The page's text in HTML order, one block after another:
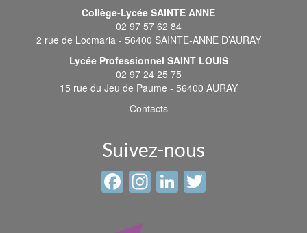
Collège-Lycée SAINTE ANNE
02 97 57 62 84
2 rue de Locmaria - 56400 SAINTE-ANNE D’AURAY
Lycée Professionnel SAINT LOUIS
02 97 24 25 75
15 rue du Jeu de Paume - 56400 AURAY
Contacts
Suivez-nous
Facebook
Instagram
LinkedIn